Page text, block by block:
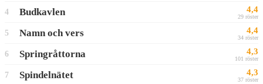
4 Budkavlen 4,4
29 röster
5 Namn och vers 4,4
34 röster
6 Springråttorna 4,3
101 röster
7 Spindelnätet 4,3
37 röster